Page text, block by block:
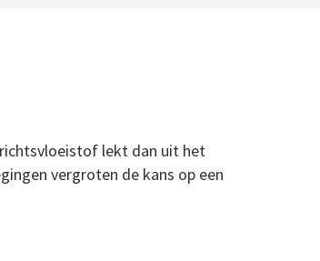
lekt dan uit het
vergroten de kans op een